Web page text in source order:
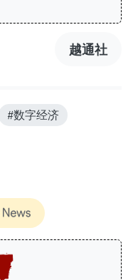
越通社
#数字经济